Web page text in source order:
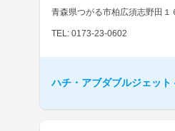
青森県つがる市柏広須志野田１
TEL: 0173-23-0602
ハチ・アブダブルジェット